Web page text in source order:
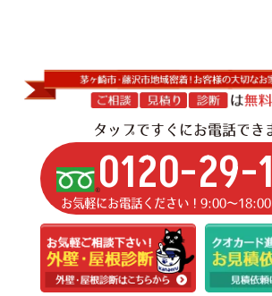
タップですぐにお電話でき
0120-29-
お気軽にお電話ください！9:00〜18:00